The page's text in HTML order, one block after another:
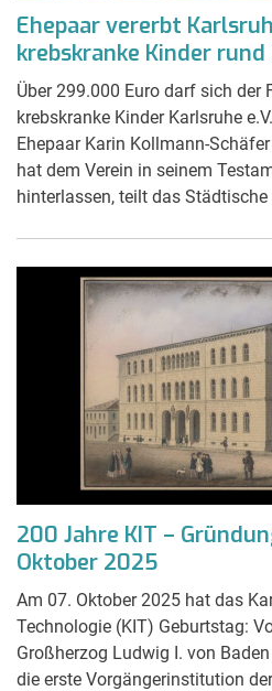
Ehepaar vererbt
krebskranke Kinder
Über 299.000 Euro darf sich der
krebskranke Kinder Karlsruhe
Ehepaar Karin Kollmann-
hat dem Verein in seinem
hinterlassen, teilt das
200 Jahre KIT –
Oktober 2025
Am 07. Oktober 2025 hat das
Technologie (KIT) Geburtstag:
Großherzog Ludwig I. von
die erste Vorgängerinstitution